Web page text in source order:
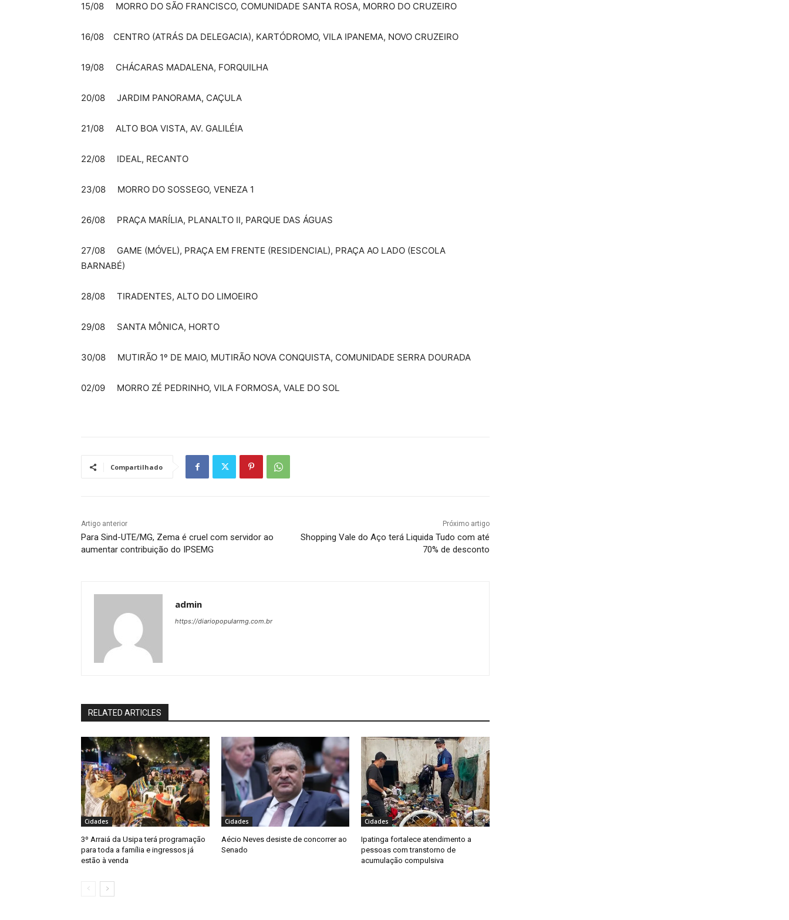
15/08 MORRO DO SÃO FRANCISCO, COMUNIDADE SANTA ROSA, MORRO DO CRUZEIRO
16/08 CENTRO (ATRÁS DA DELEGACIA), KARTÓDROMO, VILA IPANEMA, NOVO CRUZEIRO
19/08 CHÁCARAS MADALENA, FORQUILHA
20/08 JARDIM PANORAMA, CAÇULA
21/08 ALTO BOA VISTA, AV. GALILÉIA
22/08 IDEAL, RECANTO
23/08 MORRO DO SOSSEGO, VENEZA 1
26/08 PRAÇA MARÍLIA, PLANALTO II, PARQUE DAS ÁGUAS
27/08 GAME (MÓVEL), PRAÇA EM FRENTE (RESIDENCIAL), PRAÇA AO LADO (ESCOLA
BARNABÉ)
28/08 TIRADENTES, ALTO DO LIMOEIRO
29/08 SANTA MÔNICA, HORTO
30/08 MUTIRÃO 1º DE MAIO, MUTIRÃO NOVA CONQUISTA, COMUNIDADE SERRA DOURADA
02/09 MORRO ZÉ PEDRINHO, VILA FORMOSA, VALE DO SOL
Compartilhado
Artigo anterior
Para Sind-UTE/MG, Zema é cruel com servidor ao
aumentar contribuição do IPSEMG
Próximo artigo
Shopping Vale do Aço terá Liquida Tudo com até
70% de desconto
admin
https://diariopopularmg.com.br
RELATED ARTICLES
Cidades
3º Arraiá da Usipa terá programação
para toda a família e ingressos já
estão à venda
Cidades
Aécio Neves desiste de concorrer ao
Senado
Cidades
Ipatinga fortalece atendimento a
pessoas com transtorno de
acumulação compulsiva